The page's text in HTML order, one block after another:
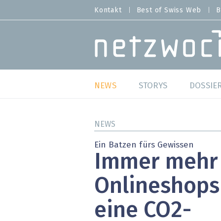
zum
MENU
Kontakt Best of Swiss Web
MAIN NAVIGATION
NEWS
Studien
Meinungen
Hands-on
STORYS
Best
SAP
NEWS
Ein Batzen fürs Gewissen
Immer mehr
eine CO2-